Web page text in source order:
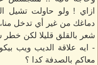
ازاي ! ولو حاولت تشيل
دماغك من غير أي تدخل
شعر بالقلق قليلا لكن خطر
- ايه علاقة الديب ويب
معاكم بالصدفة كدا ؟